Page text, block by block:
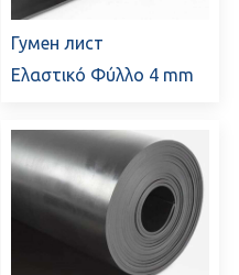
Гумен лист
Ελαστικό Φύλλο 4 mm